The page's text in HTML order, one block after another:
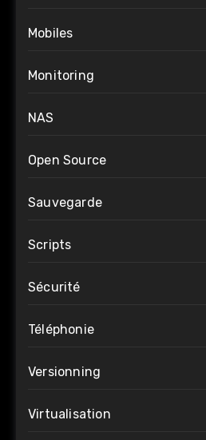
Mobiles
Monitoring
NAS
Open Source
Sauvegarde
Scripts
Sécurité
Téléphonie
Versionning
Virtualisation